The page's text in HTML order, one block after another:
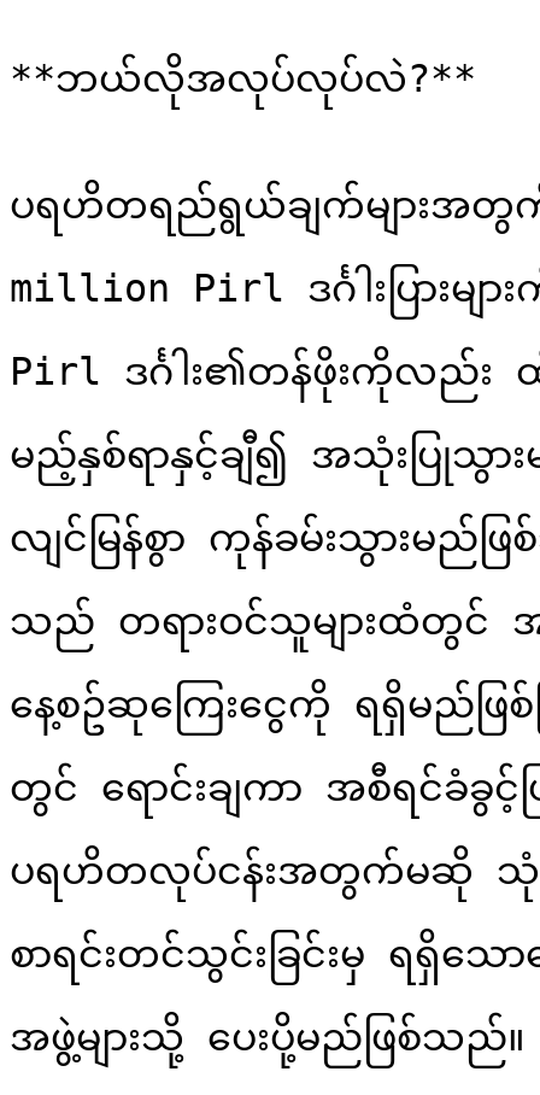
**ဘယ်လိုအလုပ်လုပ်လဲ?**
ပရဟိတရည်ရွယ်ချက်များအတွ
million Pirl ဒင်္ဂါးပြားမျာ
Pirl ဒင်္ဂါး၏တန်ဖိုးကိုလည်း
မည့်နှစ်ရာနှင့်ချီ၍ အသုံးပြုသွာ
လျင်မြန်စွာ ကုန်ခမ်းသွားမ
သည် တရားဝင်သူများထံတွင်
နေ့စဥ်ဆုကြေးငွေကို ရရှိမည်ဖ
တွင် ရောင်းချကာ အစီရင်ခံ
ပရဟိတလုပ်ငန်းအတွက်မဆို သုံ
စာရင်းတင်သွင်းခြင်းမှ ရရှိသေ
အဖွဲ့များသို့ ပေးပို့မည်ဖြစ်သည်။